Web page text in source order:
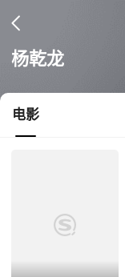
杨乾龙
电影